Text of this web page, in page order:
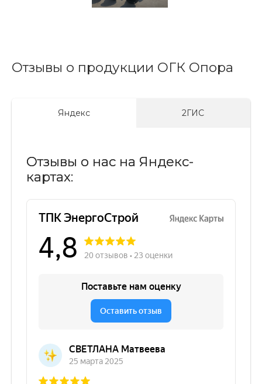
Отзывы о продукции ОГК Опора
Яндекс 2ГИС
Отзывы о нас на Яндекс-
картах: